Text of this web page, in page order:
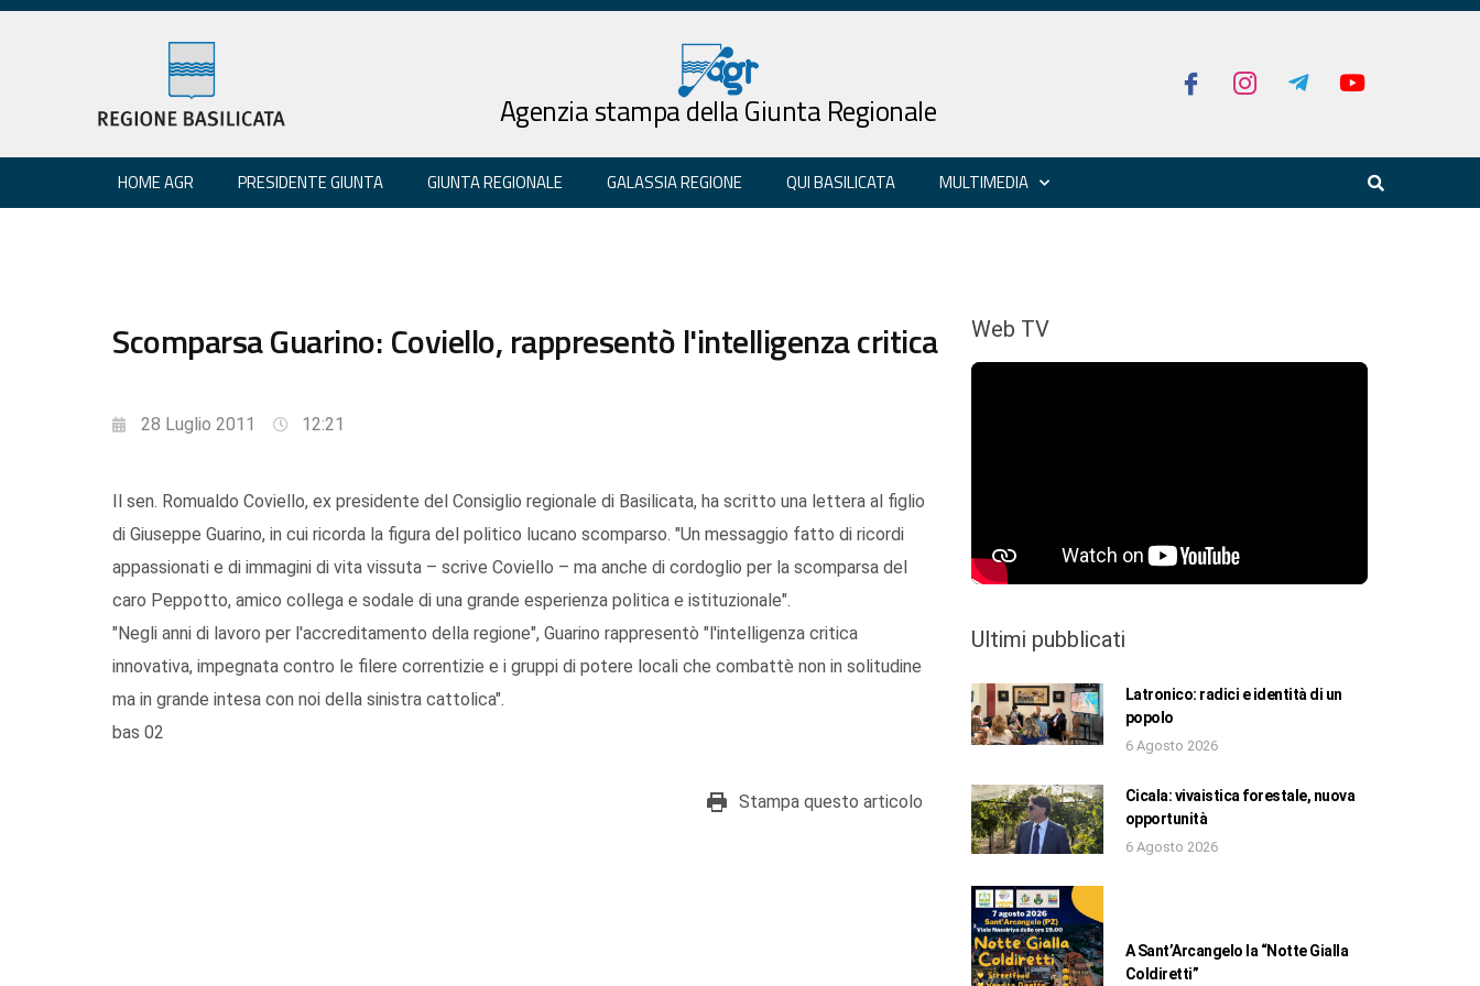
Agenzia stampa della Giunta Regionale
HOME AGR PRESIDENTE GIUNTA GIUNTA REGIONALE GALASSIA REGIONE QUI BASILICATA MULTIMEDIA
Scomparsa Guarino: Coviello, rappresentò l'intelligenza critica
28 Luglio 2011 12:21
Il sen. Romualdo Coviello, ex presidente del Consiglio regionale di Basilicata, ha scritto una lettera al figlio
di Giuseppe Guarino, in cui ricorda la figura del politico lucano scomparso. "Un messaggio fatto di ricordi
appassionati e di immagini di vita vissuta – scrive Coviello – ma anche di cordoglio per la scomparsa del
caro Peppotto, amico collega e sodale di una grande esperienza politica e istituzionale".
"Negli anni di lavoro per l'accreditamento della regione", Guarino rappresentò "l'intelligenza critica
innovativa, impegnata contro le filere correntizie e i gruppi di potere locali che combattè non in solitudine
ma in grande intesa con noi della sinistra cattolica".
bas 02
Stampa questo articolo
Web TV
Ultimi pubblicati
Latronico: radici e identità di un
popolo
6 Agosto 2026
Cicala: vivaistica forestale, nuova
opportunità
6 Agosto 2026
A Sant’Arcangelo la “Notte Gialla
Coldiretti”